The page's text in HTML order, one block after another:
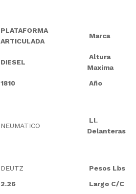
PLATAFORMA
ARTICULADA
Marca
DIESEL
Altura
Maxima
1810 Año
NEUMATICO
Ll.
Delanteras
DEUTZ
Pesos Lbs
2.26 Largo C/C